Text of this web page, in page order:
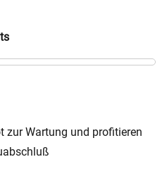
zur Wartung und profitieren